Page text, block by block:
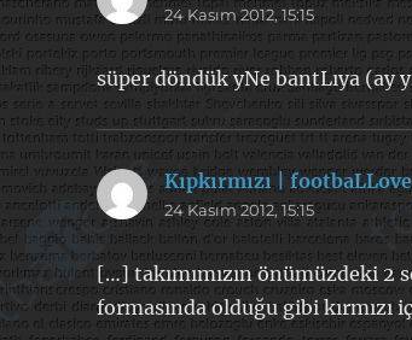
ki:
24 Kasım 2012, 15:15
süper döndük yNe bantLıya (ay
Kıpkırmızı | footbaLLove
24 Kasım 2012, 15:15
[…] takımımızın önümüzdeki 2
formasında olduğu gibi